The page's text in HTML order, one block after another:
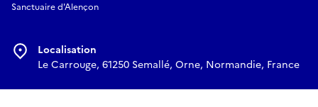
Sanctuaire d'Alençon
Localisation
Le Carrouge, 61250 Semallé, Orne, Normandie, France